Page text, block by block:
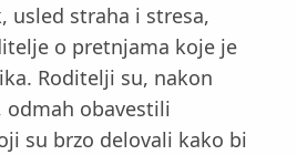
usled straha i stresa,
o pretnjama koje je
Roditelji su, nakon
odmah obavestili
su brzo delovali kako bi